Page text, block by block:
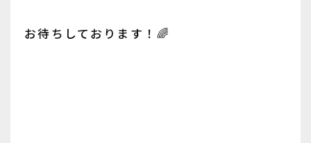
お待ちしております！🌈